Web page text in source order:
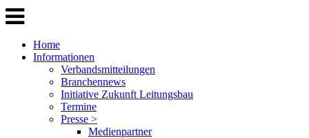
Home
Informationen
Verbandsmitteilungen
Branchennews
Initiative Zukunft Leitungsbau
Termine
Presse >
Medienpartner